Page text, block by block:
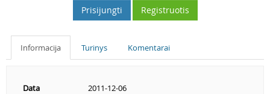
Prisijungti Registruotis
Informacija Turinys Komentarai
Data
2011-12-06